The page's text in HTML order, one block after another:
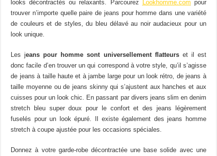
looks décontractés ou relaxants. Parcourez
Lookhomme.com pour
trouver n’importe quelle paire de jeans pour homme dans une variété
de couleurs et de styles, du bleu délavé au noir audacieux pour un
look unique.
Les jeans pour homme sont universellement flatteurset il est
donc facile d’en trouver un qui correspond à votre style, qu’il s’agisse
de jeans à taille haute et à jambe large pour un look rétro, de jeans à
taille moyenne ou de jeans skinny qui s’ajustent aux hanches et aux
cuisses pour un look chic. En passant par divers jeans slim en denim
stretch bleu super doux pour le confort et des jeans légèrement
fuselés pour un look épuré. Il existe également des jeans homme
stretch à coupe ajustée pour les occasions spéciales.
Donnez à votre garde-robe décontractée une base solide avec une